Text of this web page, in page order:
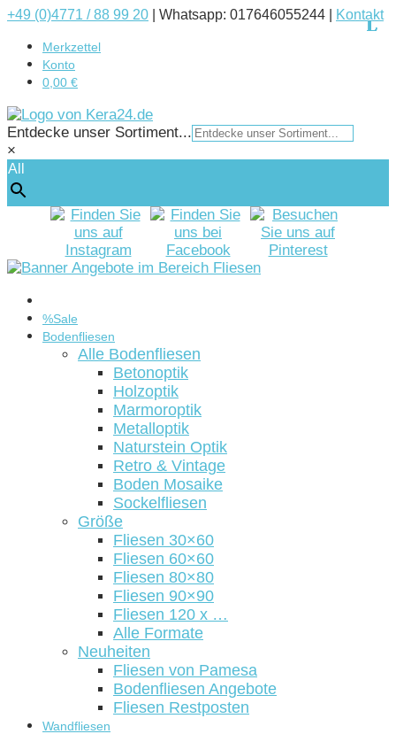
+49 (0)4771 / 88 99 20 Whatsapp: 017646055244 | Kontakt
Merkzettel
Konto
0,00 €
Entdecke unser Sortiment...
×
All
%Sale
Bodenfliesen
Alle Bodenfliesen
Betonoptik
Holzoptik
Marmoroptik
Metalloptik
Naturstein Optik
Retro & Vintage
Boden Mosaike
Sockelfliesen
Größe
Fliesen 30×60
Fliesen 60×60
Fliesen 80×80
Fliesen 90×90
Fliesen 120 x …
Alle Formate
Neuheiten
Fliesen von Pamesa
Bodenfliesen Angebote
Fliesen Restposten
Wandfliesen